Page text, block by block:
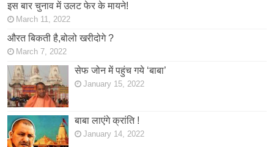
इस बार चुनाव में उलट फेर के मायने!
March 11, 2022
औरत बिकती है,बोलो खरीदोगे ?
March 7, 2022
सेफ जोन में पहुंच गये ‘बाबा’
January 15, 2022
बाबा लाएंगे क्रांति !
January 14, 2022